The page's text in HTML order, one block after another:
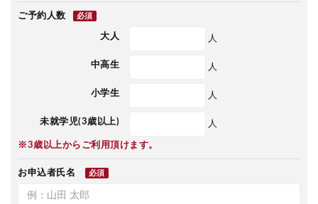
ご予約人数 必須
大人 人
中高生 人
小学生 人
未就学児(3歳以上) 人
※3歳以上からご利用頂けます。
お申込者氏名 必須